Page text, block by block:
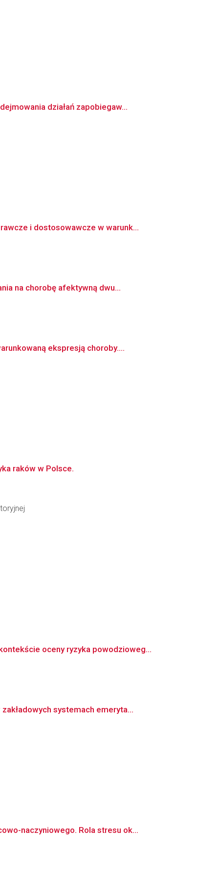
działań zapobiegaw...
i dostosowawcze w warunk...
na chorobę afektywną dwu...
ekspresją choroby....
raków w Polsce.
oceny ryzyka powodzioweg...
systemach emeryta...
naczyniowego. Rola stresu ok...